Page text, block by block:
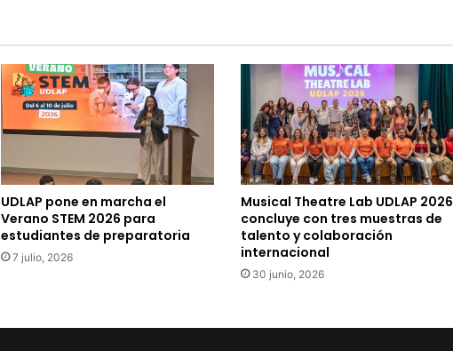
UDLAP pone en marcha el
Verano STEM 2026 para
estudiantes de preparatoria
7 julio, 2026
Musical Theatre Lab UDLAP 2026
concluye con tres muestras de
talento y colaboración
internacional
30 junio, 2026